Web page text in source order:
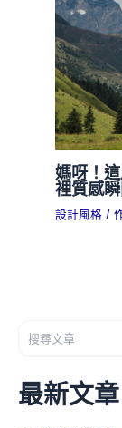
媽呀！
裡質感瞬
設計風格 /
最新文章